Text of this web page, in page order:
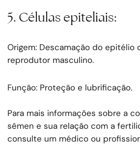
5. Células epiteliais:
Origem: Descamação do epitélio
reprodutor masculino.
Função: Proteção e lubrificação.
Para mais informações sobre a
sêmen e sua relação com a
consulte um médico ou